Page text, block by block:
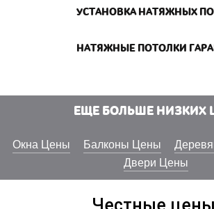
УСТАНОВКА НАТЯЖНЫХ
НАТЯЖНЫЕ ПОТОЛКИ
ЕЩЕ БОЛЬШЕ НИЗКИХ
Окна Цены Балконы Цены
Двери Цены